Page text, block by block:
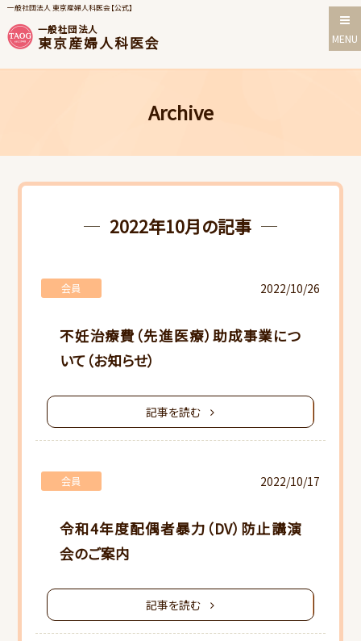
一般社団法人 東京産婦人科医会【公式】
一般社団法人
東京産婦人科医会 MENU
Archive
2022年10月の記事
不妊治療費（先進医療）助成事業につ
いて（お知らせ）
会員 2022/10/26
記事を読む
令和4年度配偶者暴力（DV）防止講演
会のご案内
会員 2022/10/17
記事を読む
当会について